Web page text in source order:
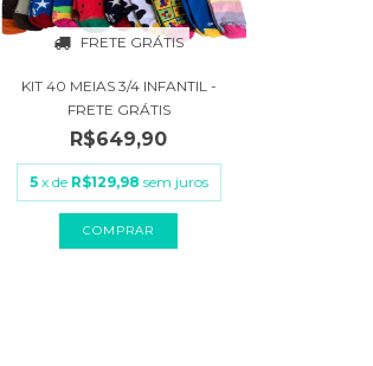
FRETE GRÁTIS
KIT 40 MEIAS 3/4 INFANTIL -
FRETE GRÁTIS
R$649,90
5 x de R$129,98 sem juros